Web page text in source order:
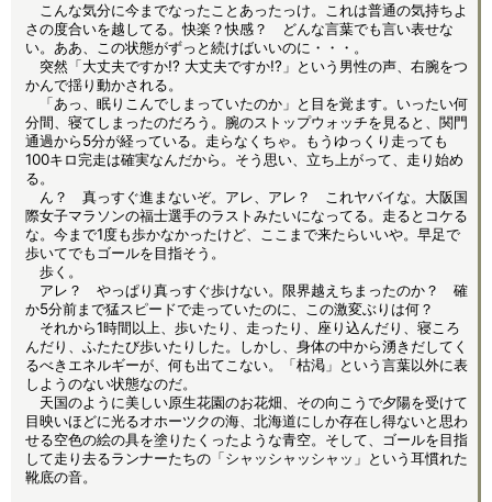
こんな気分に今までなったことあったっけ。これは普通の気持ちよ
さの度合いを越してる。快楽？快感？ どんな言葉でも言い表せな
い。ああ、この状態がずっと続けばいいのに・・・。
突然「大丈夫ですか!? 大丈夫ですか!?」という男性の声、右腕をつ
かんで揺り動かされる。
「あっ、眠りこんでしまっていたのか」と目を覚ます。いったい何
分間、寝てしまったのだろう。腕のストップウォッチを見ると、関門
通過から5分が経っている。走らなくちゃ。もうゆっくり走っても
100キロ完走は確実なんだから。そう思い、立ち上がって、走り始め
る。
ん？ 真っすぐ進まないぞ。アレ、アレ？ これヤバイな。大阪国
際女子マラソンの福士選手のラストみたいになってる。走るとコケる
な。今まで1度も歩かなかったけど、ここまで来たらいいや。早足で
歩いてでもゴールを目指そう。
歩く。
アレ？ やっぱり真っすぐ歩けない。限界越えちまったのか？ 確
か5分前まで猛スピードで走っていたのに、この激変ぶりは何？
それから1時間以上、歩いたり、走ったり、座り込んだり、寝ころ
んだり、ふたたび歩いたりした。しかし、身体の中から湧きだしてく
るべきエネルギーが、何も出てこない。「枯渇」という言葉以外に表
しようのない状態なのだ。
天国のように美しい原生花園のお花畑、その向こうで夕陽を受けて
目映いほどに光るオホーツクの海、北海道にしか存在し得ないと思わ
せる空色の絵の具を塗りたくったような青空。そして、ゴールを目指
して走り去るランナーたちの「シャッシャッシャッ」という耳慣れた
靴底の音。